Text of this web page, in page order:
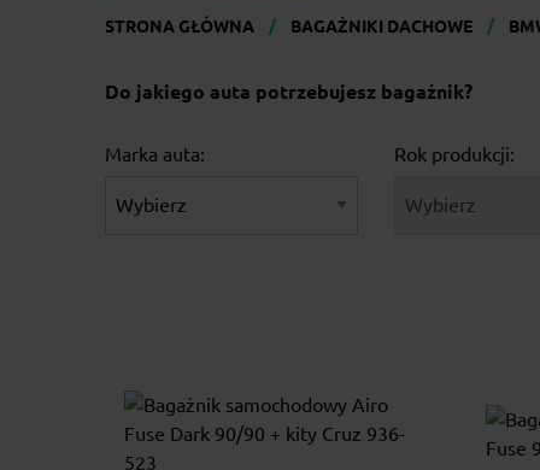
STRONA GŁÓWNA BAGAŻNIKI DACHOWE
Do jakiego auta potrzebujesz bagażnik?
Marka auta: Rok produkcji: